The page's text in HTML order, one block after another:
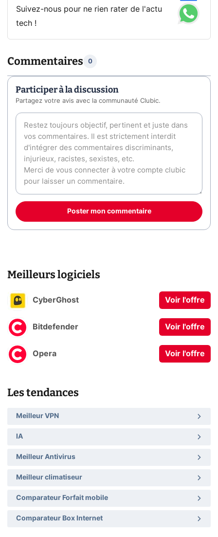
Suivez-nous pour ne rien rater de l'actu
tech !
Commentaires 0
Participer à la discussion
Partagez votre avis avec la communauté Clubic.
Poster mon commentaire
Meilleurs logiciels
CyberGhost Voir l'offre
Bitdefender Voir l'offre
Opera Voir l'offre
Les tendances
Meilleur VPN
IA
Meilleur Antivirus
Meilleur climatiseur
Comparateur Forfait mobile
Comparateur Box Internet